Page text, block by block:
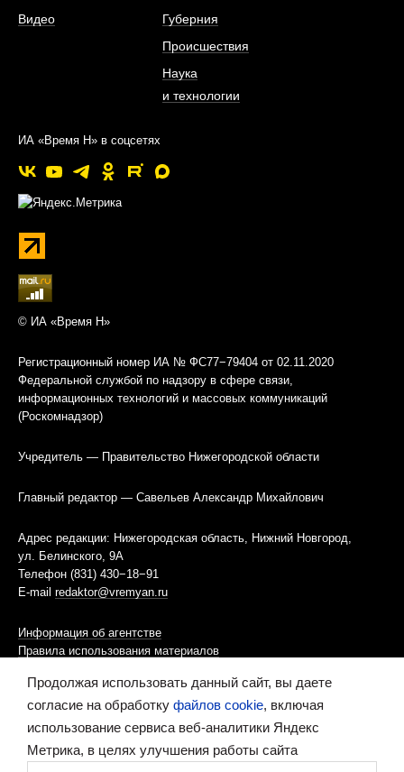
Видео
Губерния
Происшествия
Наука
и технологии
ИА «Время Н» в соцсетях
© ИА «Время Н»
Регистрационный номер ИА № ФС77−79404 от 02.11.2020
Федеральной службой по надзору в сфере связи,
информационных технологий и массовых коммуникаций
(Роскомнадзор)
Учредитель — Правительство Нижегородской области
Главный редактор — Савельев Александр Михайлович
Адрес редакции: Нижегородская область, Нижний Новгород,
ул. Белинского, 9А
Телефон (831) 430−18−91
E-mail redaktor@vremyan.ru
Информация об агентстве
Правила использования материалов
Информационная политика использования «cookies»-файлов
Ресурс содержит материалы 16+
Продолжая использовать данный сайт, вы даете
согласие на обработку файлов cookie, включая
использование сервиса веб-аналитики Яндекс
Метрика, в целях улучшения работы сайта